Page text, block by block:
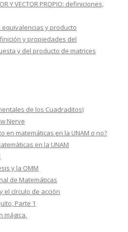
Y VECTOR PROPIO: definiciones,
equivalencias y producto
y propiedades del
y del producto de matrices
de los Cuadraditos)
Nerve
en matemáticas en la UNAM o no?
en la UNAM
y la OMM
de Matemáticas
el círculo de acción
Parte 1
mágica.